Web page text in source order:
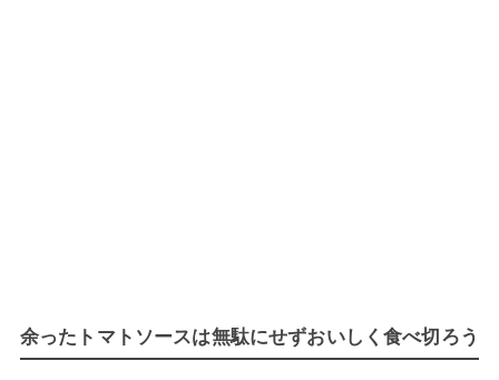
余ったトマトソースは無駄にせずおいしく食べ切ろう